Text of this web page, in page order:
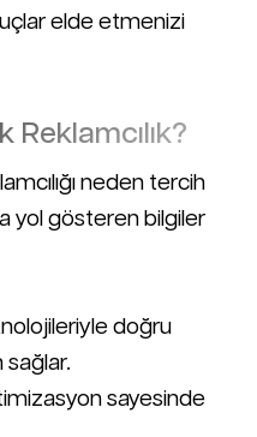
elde etmenizi
neden tercih
yol gösteren bilgiler
doğru
sağlar.
sayesinde